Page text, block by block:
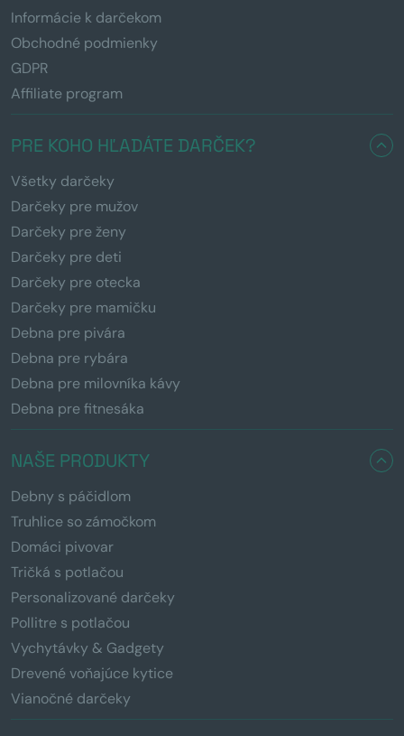
Informácie k darčekom
Obchodné podmienky
GDPR
Affiliate program
PRE KOHO HĽADÁTE DARČEK?
Všetky darčeky
Darčeky pre mužov
Darčeky pre ženy
Darčeky pre deti
Darčeky pre otecka
Darčeky pre mamičku
Debna pre pivára
Debna pre rybára
Debna pre milovníka kávy
Debna pre fitnesáka
NAŠE PRODUKTY
Debny s páčidlom
Truhlice so zámočkom
Domáci pivovar
Tričká s potlačou
Personalizované darčeky
Pollitre s potlačou
Vychytávky & Gadgety
Drevené voňajúce kytice
Vianočné darčeky